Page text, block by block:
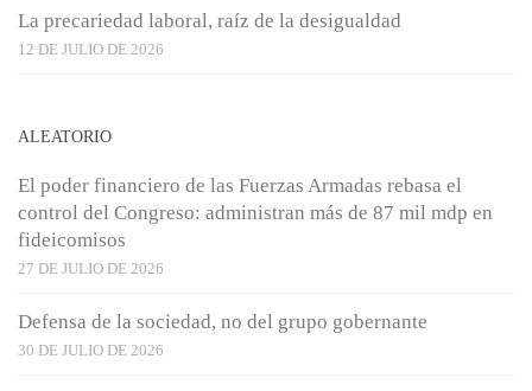
La precariedad laboral, raíz de la desigualdad
12 DE JULIO DE 2026
ALEATORIO
El poder financiero de las Fuerzas Armadas rebasa el
control del Congreso: administran más de 87 mil mdp en
fideicomisos
27 DE JULIO DE 2026
Defensa de la sociedad, no del grupo gobernante
30 DE JULIO DE 2026